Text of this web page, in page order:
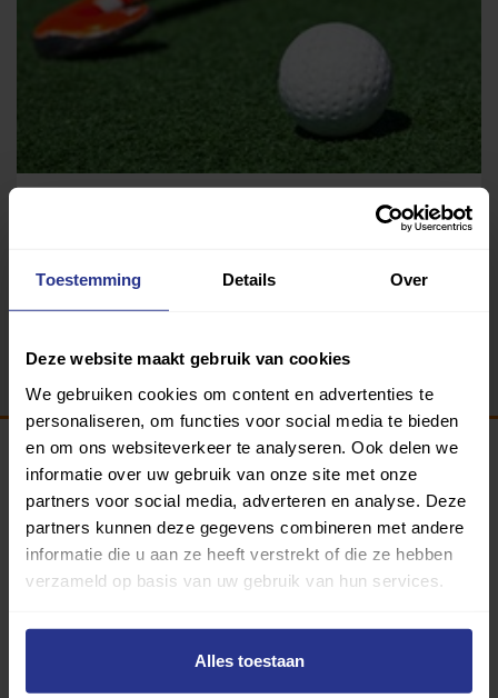
Toestemming Details Over
Deze website maakt gebruik van cookies
We gebruiken cookies om content en advertenties te
personaliseren, om functies voor social media te bieden
en om ons websiteverkeer te analyseren. Ook delen we
informatie over uw gebruik van onze site met onze
partners voor social media, adverteren en analyse. Deze
partners kunnen deze gegevens combineren met andere
informatie die u aan ze heeft verstrekt of die ze hebben
verzameld op basis van uw gebruik van hun services.
Alles toestaan
Programma van:
340 gemeenten